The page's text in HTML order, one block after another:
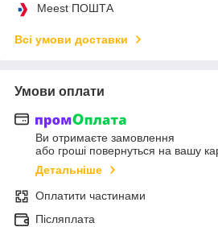
Meest ПОШТА
Всі умови доставки
Умови оплати
Ви отримаєте замовлення
або гроші повернуться на вашу
Детальніше
Оплатити частинами
Післяплата